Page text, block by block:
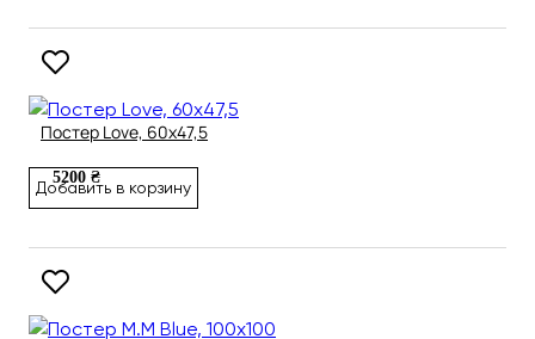
Постер Love, 60х47,5
5200 ₴
Добавить в корзину